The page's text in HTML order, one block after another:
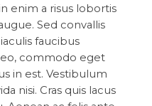
enim a risus lobortis
Sed convallis
faucibus
commodo eget
in est. Vestibulum
nisi. Cras quis lacus